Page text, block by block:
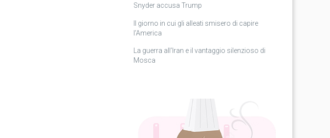
Snyder accusa Trump
Il giorno in cui gli alleati smisero di capire
l’America
La guerra all’Iran e il vantaggio silenzioso di
Mosca